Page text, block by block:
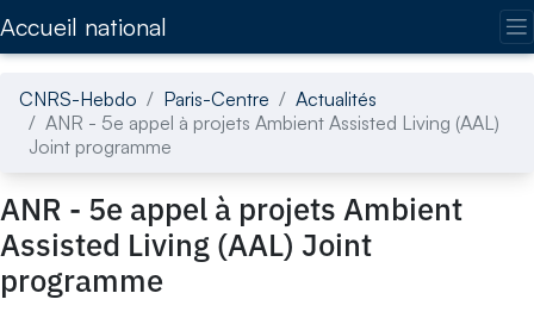
Accueil national
CNRS-Hebdo Paris-Centre
Actualités
ANR - 5e appel à projets Ambient Assisted Living (AAL)
Joint programme
ANR - 5e appel à projets Ambient
Assisted Living (AAL) Joint
programme